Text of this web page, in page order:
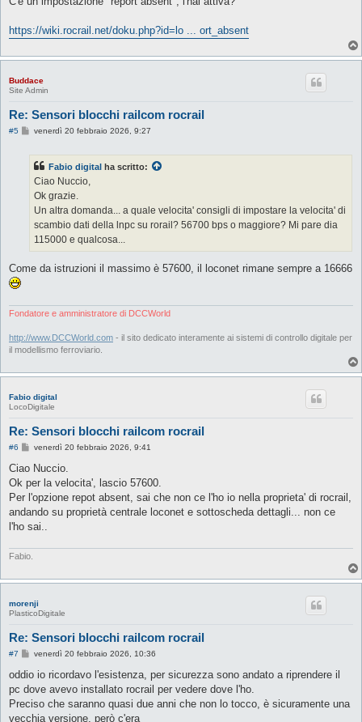
g
g
o
https://wiki.rocrail.net/doku.php?id=lo ... ort_absent
Buddace
Site Admin
Re: Sensori blocchi railcom rocrail
#5
M
a
g
o
venerdì 20 febbraio 2026, 9:27
Fabio digital ha scritto:
Ciao Nuccio,
Ok grazie.
Un altra domanda... a quale velocita' consigli di impostare la velocita' di
scambio dati della lnpc su rorail? 56700 bps o maggiore? Mi pare dia
115000 e qualcosa...
Come da istruzioni il massimo è 57600, il loconet rimane sempre a 16666
Fondatore e amministratore di DCCWorld
http://www.DCCWorld.com - il sito dedicato interamente ai sistemi di controllo digitale per
il modellismo ferroviario.
Fabio digital
LocoDigitale
Re: Sensori blocchi railcom rocrail
#6
M
s
a
g
i
o
venerdì 20 febbraio 2026, 9:41
Ciao Nuccio.
Ok per la velocita', lascio 57600.
Per l'opzione repot absent, sai che non ce l'ho io nella proprieta' di rocrail,
andando su proprietà centrale loconet e sottoscheda dettagli... non ce
l'ho sai..
Fabio.
morenji
PlasticoDigitale
Re: Sensori blocchi railcom rocrail
#7
M
s
a
g
venerdì 20 febbraio 2026, 10:36
oddio io ricordavo l'esistenza, per sicurezza sono andato a riprendere il
pc dove avevo installato rocrail per vedere dove l'ho.
Preciso che saranno quasi due anni che non lo tocco, è sicuramente una
vecchia versione, però c'era